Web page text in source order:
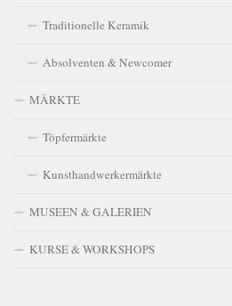
Traditionelle Keramik
Absolventen & Newcomer
MÄRKTE
Töpfermärkte
Kunsthandwerkermärkte
MUSEEN & GALERIEN
KURSE & WORKSHOPS